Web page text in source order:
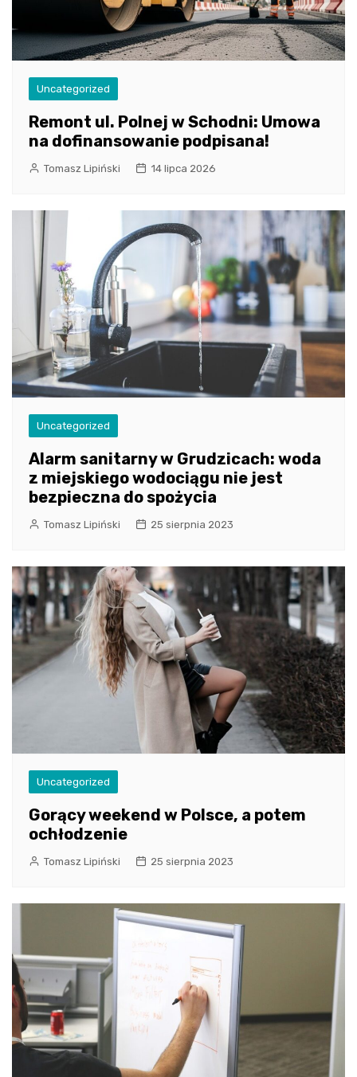
Uncategorized
Remont ul. Polnej w Schodni: Umowa
na dofinansowanie podpisana!
Tomasz Lipiński 14 lipca 2026
Uncategorized
Alarm sanitarny w Grudzicach: woda
z miejskiego wodociągu nie jest
bezpieczna do spożycia
Tomasz Lipiński 25 sierpnia 2023
Uncategorized
Gorący weekend w Polsce, a potem
ochłodzenie
Tomasz Lipiński 25 sierpnia 2023